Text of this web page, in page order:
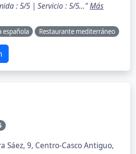
: 5/5 | Servicio : 5/5..."Más
española Restaurante mediterráneo
Sáez, 9, Centro-Casco Antiguo,